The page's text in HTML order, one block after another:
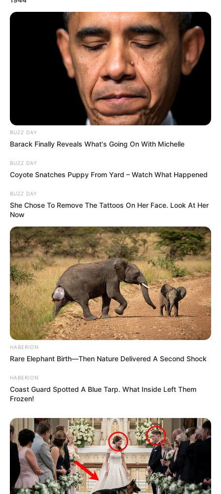
BUZZ DAY
Barack Finally Reveals What's Going On With Michelle
BUZZ DAY
Coyote Snatches Puppy From Yard – Watch What Happened
BUZZ DAY
She Chose To Remove The Tattoos On Her Face. Look At Her
Now
HABERION
Rare Elephant Birth—Then Nature Delivered A Second Shock
HABERION
Coast Guard Spotted A Blue Tarp. What Inside Left Them
Frozen!